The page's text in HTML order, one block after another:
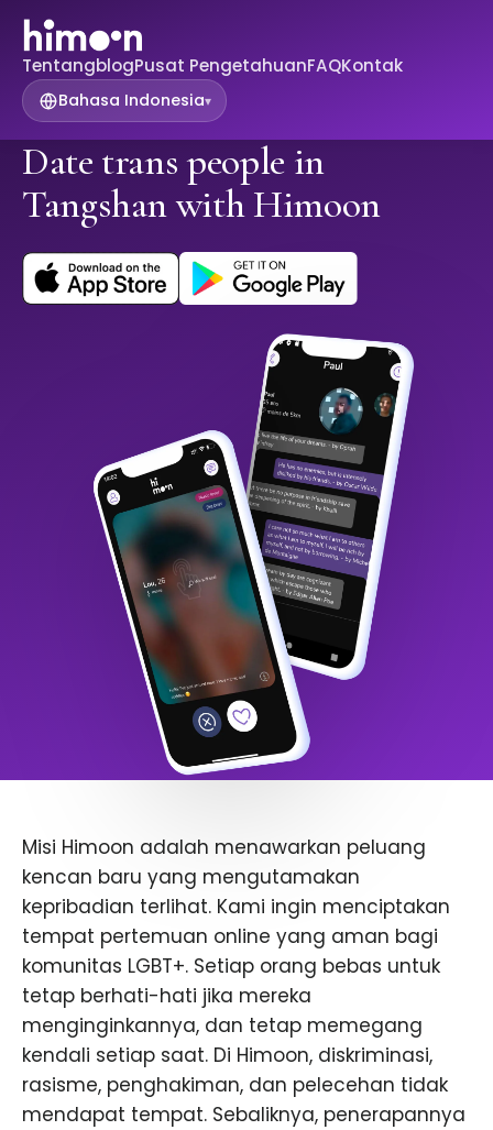
TentangblogPusat PengetahuanFAQKontak
Bahasa Indonesia▾
Date trans people in
Tangshan with Himoon
Misi Himoon adalah menawarkan peluang
kencan baru yang mengutamakan
kepribadian terlihat. Kami ingin menciptakan
tempat pertemuan online yang aman bagi
komunitas LGBT+. Setiap orang bebas untuk
tetap berhati-hati jika mereka
menginginkannya, dan tetap memegang
kendali setiap saat. Di Himoon, diskriminasi,
rasisme, penghakiman, dan pelecehan tidak
mendapat tempat. Sebaliknya, penerapannya